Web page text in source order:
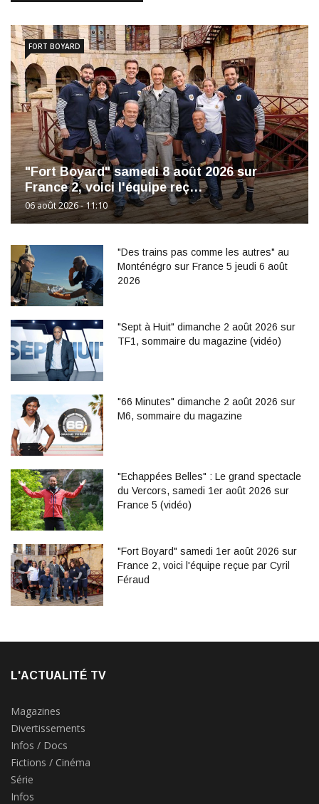
"Fort Boyard" samedi 8 août 2026 sur
France 2, voici l'équipe reç…
06 août 2026 - 11:10
FORT BOYARD
"Des trains pas comme les autres" au
Monténégro sur France 5 jeudi 6 août
2026
"Sept à Huit" dimanche 2 août 2026 sur
TF1, sommaire du magazine (vidéo)
"66 Minutes" dimanche 2 août 2026 sur
M6, sommaire du magazine
"Echappées Belles" : Le grand spectacle
du Vercors, samedi 1er août 2026 sur
France 5 (vidéo)
"Fort Boyard" samedi 1er août 2026 sur
France 2, voici l'équipe reçue par Cyril
Féraud
L'ACTUALITÉ TV
Magazines
Divertissements
Infos / Docs
Fictions / Cinéma
Série
Infos